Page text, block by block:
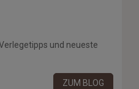
und neueste
ZUM BLOG